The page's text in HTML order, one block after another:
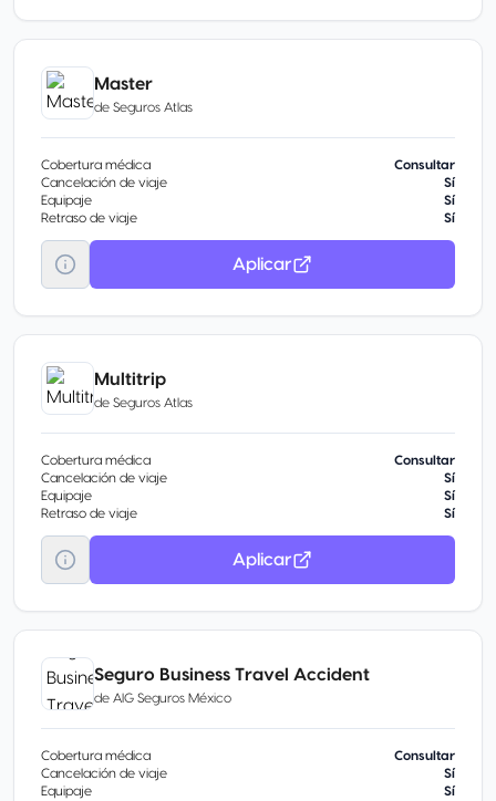
Master
de Seguros Atlas
Cobertura médica
Consultar
Cancelación de viaje
Sí
Equipaje
Sí
Retraso de viaje
Sí
Aplicar
Multitrip
de Seguros Atlas
Cobertura médica
Consultar
Cancelación de viaje
Sí
Equipaje
Sí
Retraso de viaje
Sí
Aplicar
Seguro Business Travel Accident
de AIG Seguros México
Cobertura médica
Consultar
Cancelación de viaje
Sí
Equipaje
Sí